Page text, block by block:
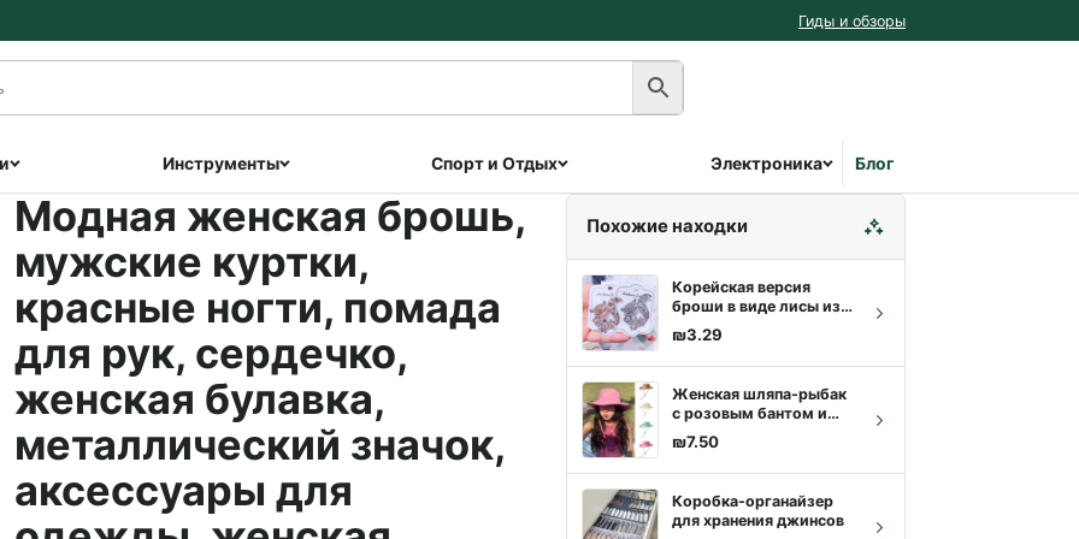
Гиды и обзоры
Инструменты Спорт и Отдых Электроника Блог
Модная женская брошь,
мужские куртки,
красные ногти, помада
для рук, сердечко,
женская булавка,
металлический значок,
аксессуары для
Похожие находки
Корейская версия
броши в виде лисы из
циркона для женщин,
модного свитера,
пальто, шапки, шарфа,
роскошных украшений
для банкета
₪3.29
Женская шляпа-рыбак
с розовым бантом и
солнечным эффектом
₪7.50
Коробка-органайзер
для хранения джинсов